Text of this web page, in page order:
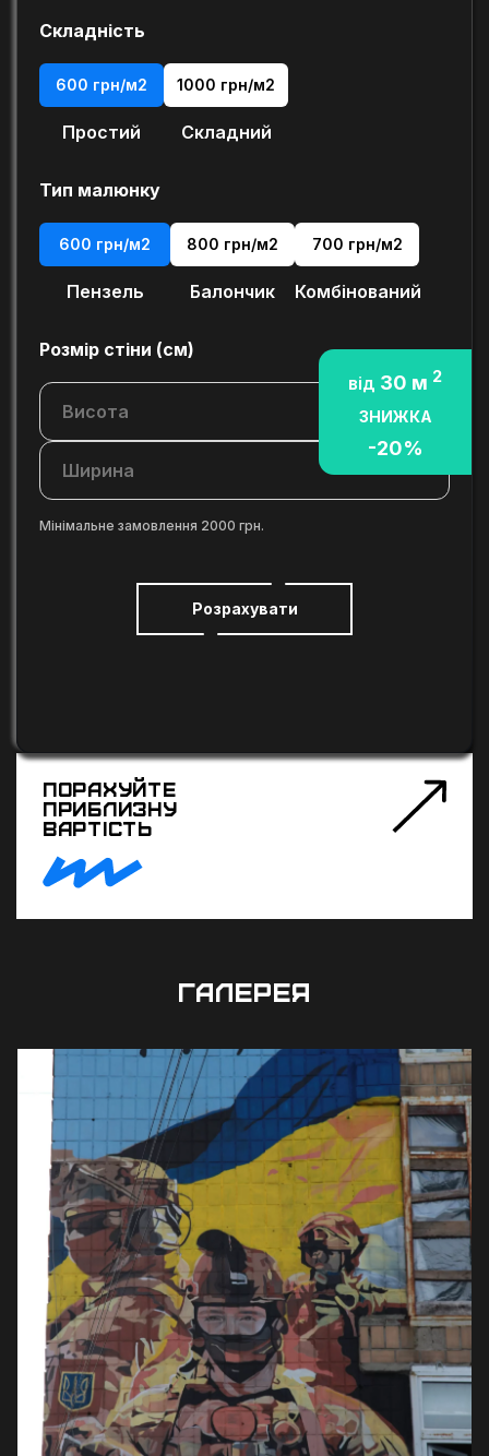
ПОРАХУЙТЕ
ПРИБЛИЗНУ
ВАРТІСТЬ
Складність
600 грн/м2
Простий
1000 грн/м2
Складний
від 30 м 2
ЗНИЖКА
-20%
Тип малюнку
600 грн/м2
Пензель
800 грн/м2
Балончик
700 грн/м2
Комбінований
Розмір стіни (cм)
Мінімальне замовлення 2000 грн.
Розрахувати
Орієнтовна вартість
₴₴
Повернутися
ГАЛЕРЕЯ